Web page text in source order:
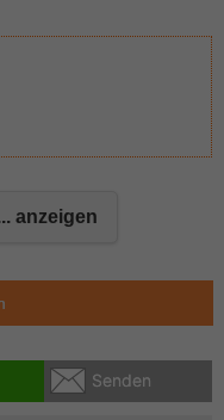
anzeigen
Senden